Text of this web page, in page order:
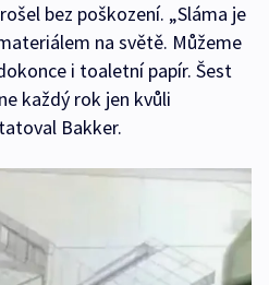
bez poškození. „Sláma je
na světě. Můžeme
i toaletní papír. Šest
každý rok jen kvůli
Bakker.